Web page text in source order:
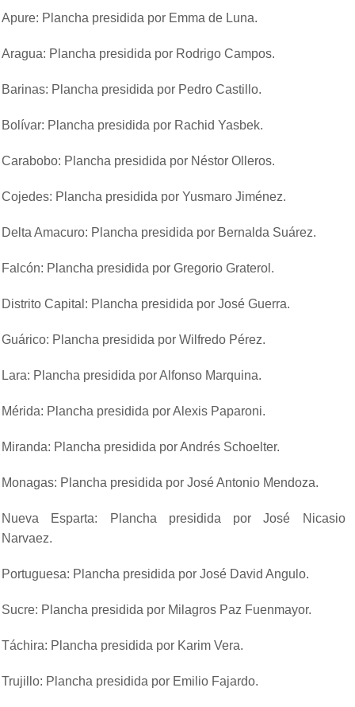
Apure: Plancha presidida por Emma de Luna.
Aragua: Plancha presidida por Rodrigo Campos.
Barinas: Plancha presidida por Pedro Castillo.
Bolívar: Plancha presidida por Rachid Yasbek.
Carabobo: Plancha presidida por Néstor Olleros.
Cojedes: Plancha presidida por Yusmaro Jiménez.
Delta Amacuro: Plancha presidida por Bernalda Suárez.
Falcón: Plancha presidida por Gregorio Graterol.
Distrito Capital: Plancha presidida por José Guerra.
Guárico: Plancha presidida por Wilfredo Pérez.
Lara: Plancha presidida por Alfonso Marquina.
Mérida: Plancha presidida por Alexis Paparoni.
Miranda: Plancha presidida por Andrés Schoelter.
Monagas: Plancha presidida por José Antonio Mendoza.
Nueva Esparta: Plancha presidida por José Nicasio
Narvaez.
Portuguesa: Plancha presidida por José David Angulo.
Sucre: Plancha presidida por Milagros Paz Fuenmayor.
Táchira: Plancha presidida por Karim Vera.
Trujillo: Plancha presidida por Emilio Fajardo.